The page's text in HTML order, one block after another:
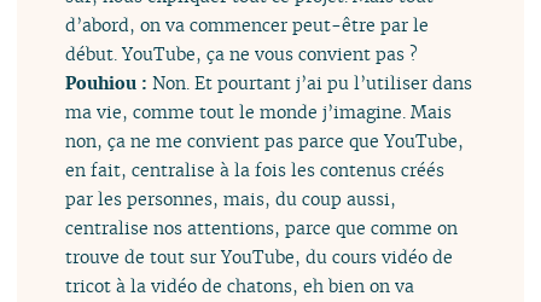
d’abord, on va commencer peut-être par le
début. YouTube, ça ne vous convient pas ?
Pouhiou :Non. Et pourtant j’ai pu l’utiliser dans
ma vie, comme tout le monde j’imagine. Mais
non, ça ne me convient pas parce que YouTube,
en fait, centralise à la fois les contenus créés
par les personnes, mais, du coup aussi,
centralise nos attentions, parce que comme on
trouve de tout sur YouTube, du cours vidéo de
tricot à la vidéo de chatons, eh bien on va